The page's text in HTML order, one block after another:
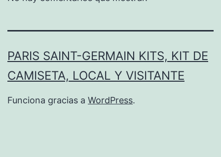
PARIS SAINT-GERMAIN KITS, KIT DE
CAMISETA, LOCAL Y VISITANTE
Funciona gracias a WordPress.